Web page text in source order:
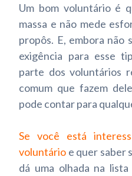
Um bom voluntário é
massa e não mede
propôs. E, embora não
exigência para esse
parte dos voluntários
comum que fazem
pode contar para
Se você está
voluntário e quer saber
dá uma olhada na